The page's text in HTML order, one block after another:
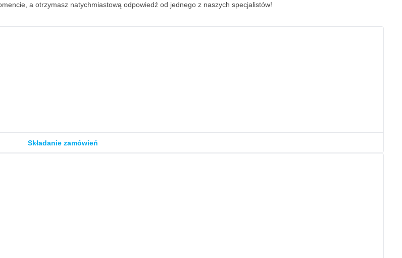
a otrzymasz natychmiastową odpowiedź od jednego z naszych specjalistów!
Składanie zamówień